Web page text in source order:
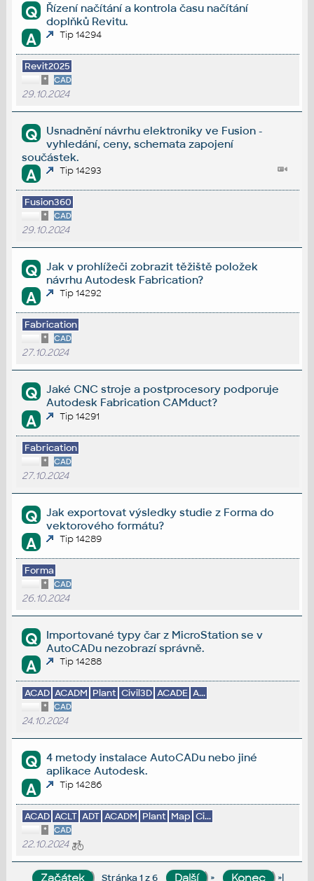
Q
Řízení načítání a kontrola času načítání
doplňků Revitu.
A Tip 14294
Revit2025
* CAD
29.10.2024
Q
Usnadnění návrhu elektroniky ve Fusion -
vyhledání, ceny, schemata zapojení
součástek.
A Tip 14293
Fusion360
* CAD
29.10.2024
Q
Jak v prohlížeči zobrazit těžiště položek
návrhu Autodesk Fabrication?
A Tip 14292
Fabrication
* CAD
27.10.2024
Q
Jaké CNC stroje a postprocesory podporuje
Autodesk Fabrication CAMduct?
A Tip 14291
Fabrication
* CAD
27.10.2024
Q
Jak exportovat výsledky studie z Forma do
vektorového formátu?
A Tip 14289
Forma
* CAD
26.10.2024
Q
Importované typy čar z MicroStation se v
AutoCADu nezobrazí správně.
A Tip 14288
ACAD ACADM Plant Civil3D ACADE A...
* CAD
24.10.2024
Q
4 metody instalace AutoCADu nebo jiné
aplikace Autodesk.
A Tip 14286
ACAD ACLT ADT ACADM Plant Map Ci...
* CAD
22.10.2024
Stránka 1 z 6 » »|